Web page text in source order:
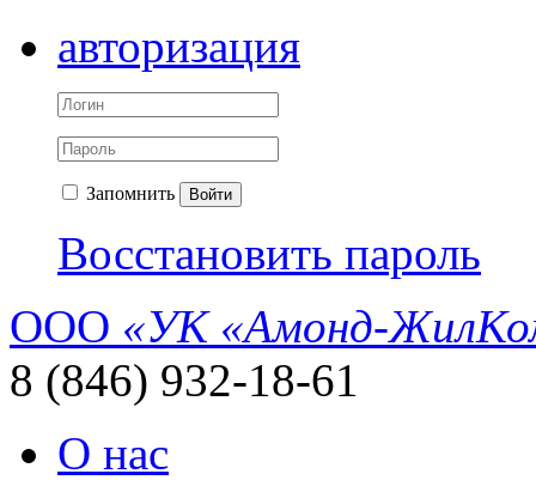
авторизация
Запомнить Войти
Восстановить пароль
ООО «УК «Амонд-
8 (846) 932-18-61
О нас